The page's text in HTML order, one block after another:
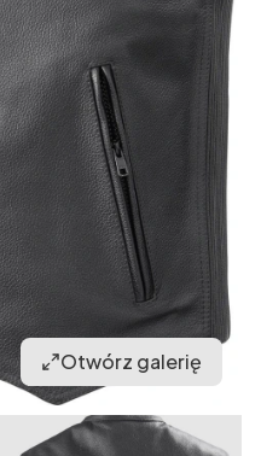
Otwórz galerię